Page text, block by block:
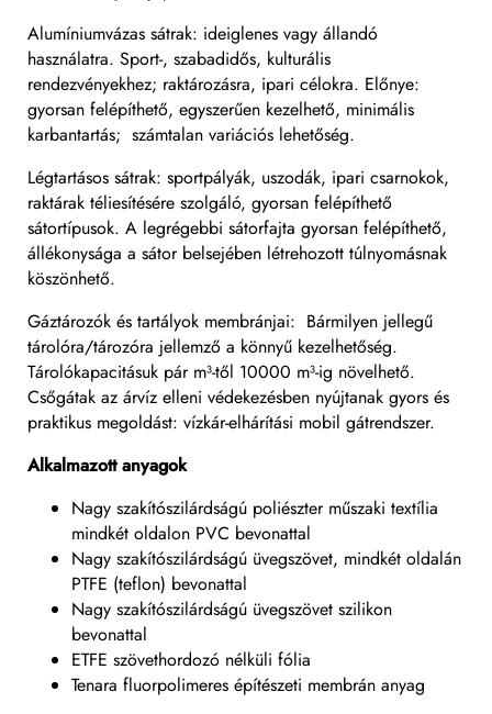
Alumíniumvázas sátrak: ideiglenes vagy állandó
használatra. Sport-, szabadidős, kulturális
rendezvényekhez; raktározásra, ipari célokra. Előnye:
gyorsan felépíthető, egyszerűen kezelhető, minimális
karbantartás; számtalan variációs lehetőség.
Légtartásos sátrak: sportpályák, uszodák, ipari csarnokok,
raktárak téliesítésére szolgáló, gyorsan felépíthető
sátortípusok. A legrégebbi sátorfajta gyorsan felépíthető,
állékonysága a sátor belsejében létrehozott túlnyomásnak
köszönhető.
Gáztározók és tartályok membránjai: Bármilyen jellegű
tárolóra/tározóra jellemző a könnyű kezelhetőség.
Tárolókapacitásuk pár m³-től 10000 m³-ig növelhető.
Csőgátak az árvíz elleni védekezésben nyújtanak gyors és
praktikus megoldást: vízkár-elhárítási mobil gátrendszer.
Alkalmazott anyagok
Nagy szakítószilárdságú poliészter műszaki textília
mindkét oldalon PVC bevonattal
Nagy szakítószilárdságú üvegszövet, mindkét oldalán
PTFE (teflon) bevonattal
Nagy szakítószilárdságú üvegszövet szilikon
bevonattal
ETFE szövethordozó nélküli fólia
Tenara fluorpolimeres építészeti membrán anyag